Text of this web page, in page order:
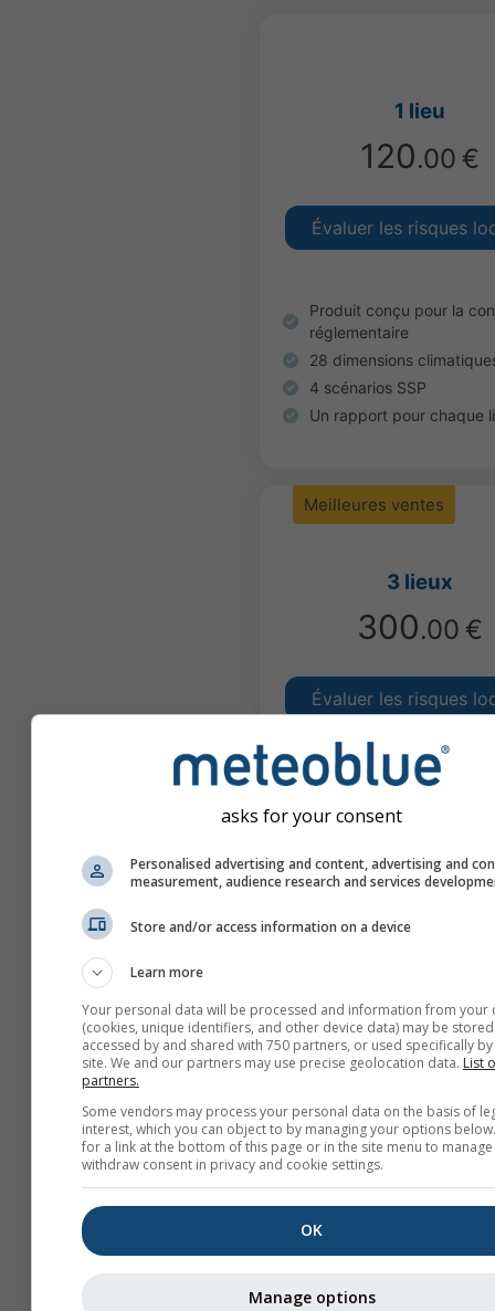
1 lieu
120.00 €
Évaluer les risques
Produit conçu pour la
réglementaire
28 dimensions
4 scénarios SSP
Un rapport pour chaque
Meilleures ventes
3 lieux
300.00 €
Évaluer les risques
Produit conçu pour la
4 scénarios SSP
Un rapport pour chaque
10 lieux
690.00€
Évaluer les risques
Produit conçu pour la
28 dimensions
asks for your consent
Personalised advertising and content, advertising and
measurement, audience research and services
Store and/or access information on a device
Learn more
Your personal data will be processed and information from your
(cookies, unique identifiers, and other device data) may be
accessed by and shared with 750 partners, or used specifically
site. We and our partners may use precise geolocation data. List
partners.
Some vendors may process your personal data on the basis of
interest, which you can object to by managing your options
for a link at the bottom of this page or in the site menu to
withdraw consent in privacy and cookie settings.
OK
Manage options